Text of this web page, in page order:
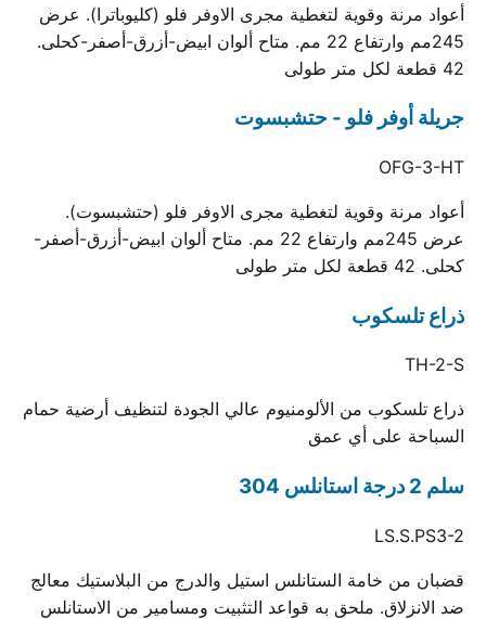
أعواد مرنة وقوية لتغطية مجرى الاوفر فلو (كليوباترا). عرض
245مم وارتفاع 22 مم. متاح ألوان ابيض-أزرق-أصفر-كحلى.
42 قطعة لكل متر طولى
جريلة أوفر فلو - حتشبسوت
OFG-3-HT
أعواد مرنة وقوية لتغطية مجرى الاوفر فلو (حتشبسوت).
عرض 245مم وارتفاع 22 مم. متاح ألوان ابيض-أزرق-أصفر-
كحلى. 42 قطعة لكل متر طولى
ذراع تلسكوب
TH-2-S
ذراع تلسكوب من الألومنيوم عالي الجودة لتنظيف أرضية حمام
السباحة على أي عمق
سلم 2 درجة استانلس 304
LS.S.PS3-2
قضبان من خامة الستانلس استيل والدرج من البلاستيك معالج
ضد الانزلاق. ملحق به قواعد التثبيت ومسامير من الاستانلس